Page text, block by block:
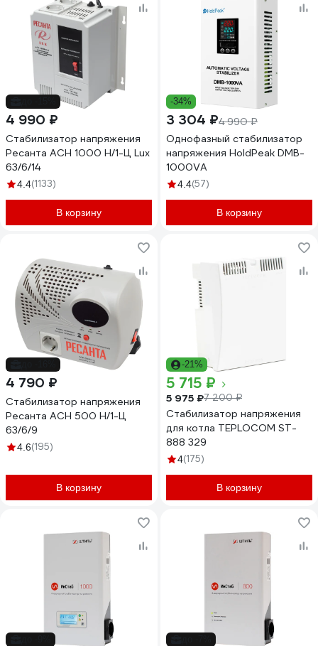
4 990 ₽
Стабилизатор напряжения
Ресанта АСН 1000 Н/1-Ц Lux
63/6/14
4.4(1133)
В корзину
-34%
3 304 ₽4 990 ₽
Однофазный стабилизатор
напряжения HoldPeak DMB-
1000VA
4.4(57)
В корзину
4 790 ₽
Стабилизатор напряжения
Ресанта АСН 500 Н/1-Ц
63/6/9
4.6(195)
В корзину
-21%
5 715 ₽
5 975 ₽7 200 ₽
Стабилизатор напряжения
для котла TEPLOCOM ST-
888 329
4(175)
В корзину